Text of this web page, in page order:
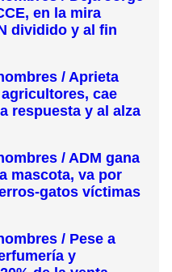
en la mira
dividido y al fin
/ Aprieta
cae
respuesta y al alza
/ ADM gana
mascota, va por
gatos víctimas
/ Pese a
y